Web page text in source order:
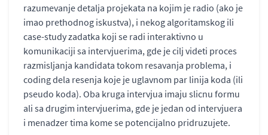
razumevanje detalja projekata na kojim je radio (ako je
imao prethodnog iskustva), i nekog algoritamskog ili
case-study zadatka koji se radi interaktivno u
komunikaciji sa intervjuerima, gde je cilj videti proces
razmisljanja kandidata tokom resavanja problema, i
coding dela resenja koje je uglavnom par linija koda (ili
pseudo koda). Oba kruga intervjua imaju slicnu formu
ali sa drugim intervjuerima, gde je jedan od intervjuera
i menadzer tima kome se potencijalno pridruzujete.